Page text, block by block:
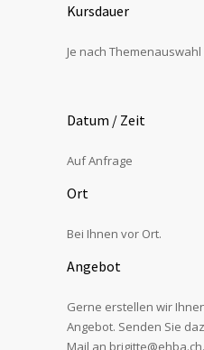
Kursdauer
Je nach
Datum / Zeit
Auf Anfrage
Ort
Bei Ihnen vor Ort.
Angebot
Gerne erstellen wir
Angebot. Senden Sie
Mail an